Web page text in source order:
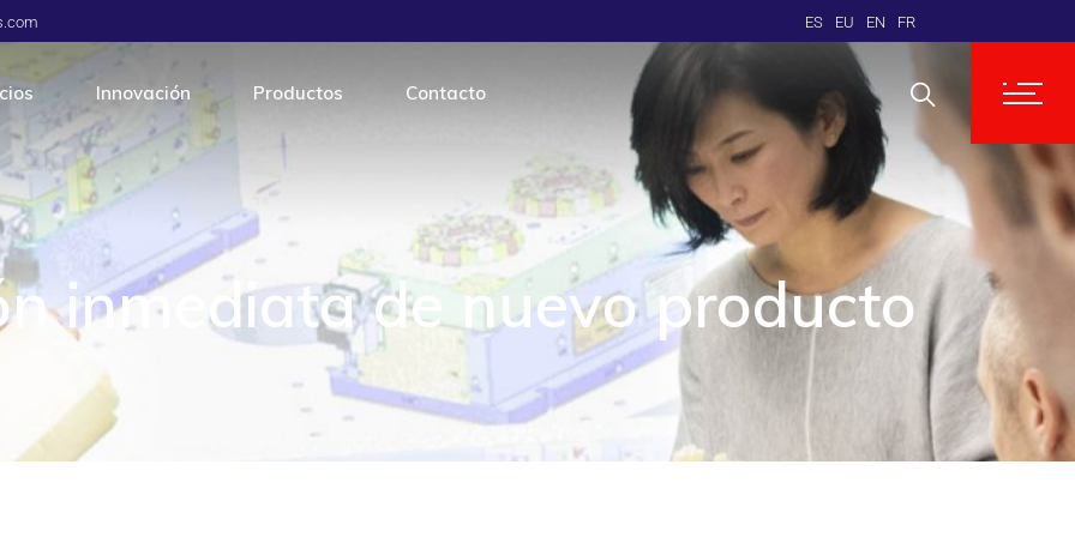
ES EU EN FR
moldes
Innovación Productos
Automoción
Componentes electrónicos
Electrodomésticos
Industriales
Contacto
inmediata de nuevo producto